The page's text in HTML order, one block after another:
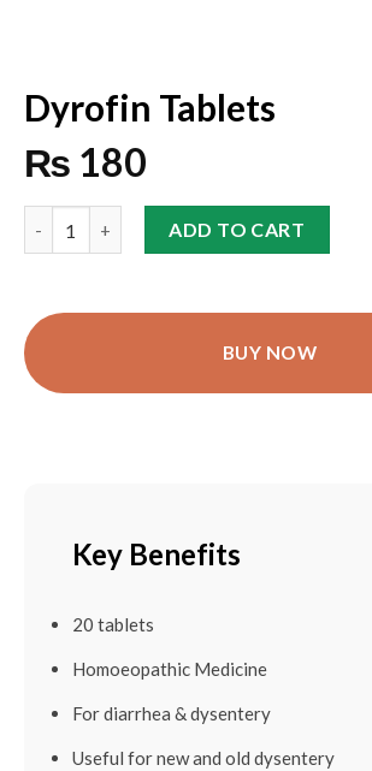
Dyrofin Tablets
₨ 180
ADD TO CART
BUY NOW
Key Benefits
20 tablets
Homoeopathic Medicine
For diarrhea & dysentery
Useful for new and old dysentery